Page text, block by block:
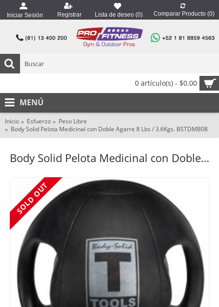
Iniciar Sesión Registrar Lista de deseo (0) Comparar Producto (0)
0 artículo(s) - $0.00
MENÚ
Inicio Esfuerzo
Peso Libre
Body Solid Pelota Medicinal con Doble Agarre 8 Lbs / 3.6Kgs. BSTDMB08
Body Solid Pelota Medicinal con Doble Agarre 8 Lbs / 3.6Kgs. BSTDMB08
SOLD OUT